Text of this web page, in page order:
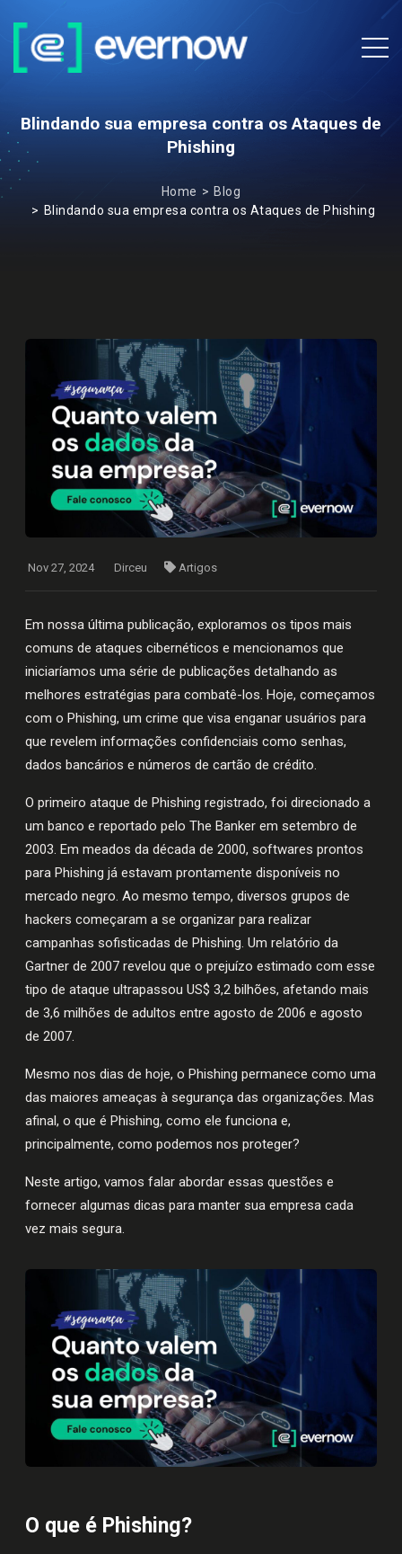
Blindando sua empresa contra os Ataques de
Phishing
Home
Blog
Blindando sua empresa contra os Ataques de Phishing
Nov 27, 2024 Dirceu Artigos
Em nossa última publicação, exploramos os tipos mais
comuns de ataques cibernéticos e mencionamos que
iniciaríamos uma série de publicações detalhando as
melhores estratégias para combatê-los. Hoje, começamos
com o Phishing, um crime que visa enganar usuários para
que revelem informações confidenciais como senhas,
dados bancários e números de cartão de crédito.
O primeiro ataque de Phishing registrado, foi direcionado a
um banco e reportado pelo The Banker em setembro de
2003. Em meados da década de 2000, softwares prontos
para Phishing já estavam prontamente disponíveis no
mercado negro. Ao mesmo tempo, diversos grupos de
hackers começaram a se organizar para realizar
campanhas sofisticadas de Phishing. Um relatório da
Gartner de 2007 revelou que o prejuízo estimado com esse
tipo de ataque ultrapassou US$ 3,2 bilhões, afetando mais
de 3,6 milhões de adultos entre agosto de 2006 e agosto
de 2007.
Mesmo nos dias de hoje, o Phishing permanece como uma
das maiores ameaças à segurança das organizações. Mas
afinal, o que é Phishing, como ele funciona e,
principalmente, como podemos nos proteger?
Neste artigo, vamos falar abordar essas questões e
fornecer algumas dicas para manter sua empresa cada
vez mais segura.
O que é Phishing?